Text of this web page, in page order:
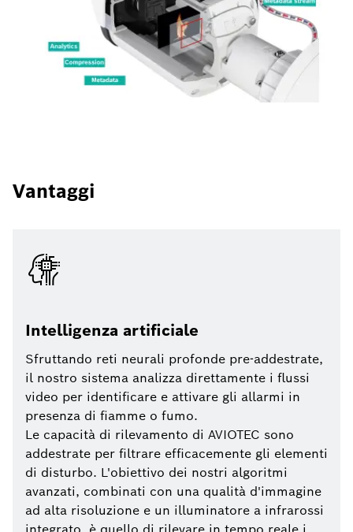
Vantaggi
Intelligenza artificiale
Sfruttando reti neurali profonde pre-addestrate,
il nostro sistema analizza direttamente i flussi
video per identificare e attivare gli allarmi in
presenza di fiamme o fumo.
Le capacità di rilevamento di AVIOTEC sono
addestrate per filtrare efficacemente gli elementi
di disturbo. L'obiettivo dei nostri algoritmi
avanzati, combinati con una qualità d'immagine
ad alta risoluzione e un illuminatore a infrarossi